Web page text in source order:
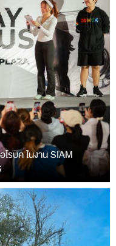
โรบิค ในงาน SIAM